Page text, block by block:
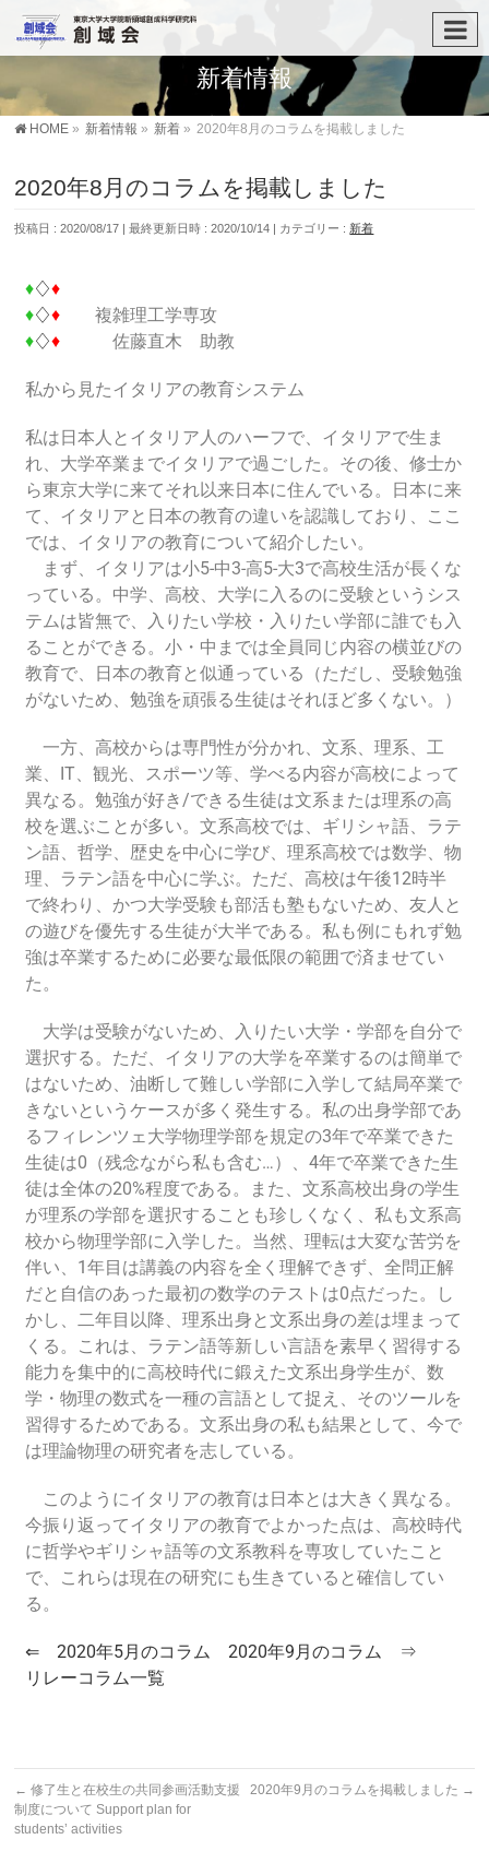
新着情報
HOME » 新着情報 » 新着 » 2020年8月のコラムを掲載しました
2020年8月のコラムを掲載しました
投稿日 : 2020/08/17 最終更新日時 : 2020/10/14 カテゴリー : 新着
♦♢♦
♦♢♦
複雑理工学専攻
♦♢♦ 佐藤直木 助教
私から見たイタリアの教育システム
私は日本人とイタリア人のハーフで、イタリアで生ま
れ、大学卒業までイタリアで過ごした。その後、修士か
ら東京大学に来てそれ以来日本に住んでいる。日本に来
て、イタリアと日本の教育の違いを認識しており、ここ
では、イタリアの教育について紹介したい。
まず、イタリアは小5-中3-高5-大3で高校生活が長くな
っている。中学、高校、大学に入るのに受験というシス
テムは皆無で、入りたい学校・入りたい学部に誰でも入
ることができる。小・中までは全員同じ内容の横並びの
教育で、日本の教育と似通っている（ただし、受験勉強
がないため、勉強を頑張る生徒はそれほど多くない。）
一方、高校からは専門性が分かれ、文系、理系、工
業、IT、観光、スポーツ等、学べる内容が高校によって
異なる。勉強が好き/できる生徒は文系または理系の高
校を選ぶことが多い。文系高校では、ギリシャ語、ラテ
ン語、哲学、歴史を中心に学び、理系高校では数学、物
理、ラテン語を中心に学ぶ。ただ、高校は午後12時半
で終わり、かつ大学受験も部活も塾もないため、友人と
の遊びを優先する生徒が大半である。私も例にもれず勉
強は卒業するために必要な最低限の範囲で済ませてい
た。
大学は受験がないため、入りたい大学・学部を自分で
選択する。ただ、イタリアの大学を卒業するのは簡単で
はないため、油断して難しい学部に入学して結局卒業で
きないというケースが多く発生する。私の出身学部であ
るフィレンツェ大学物理学部を規定の3年で卒業できた
生徒は0（残念ながら私も含む…）、4年で卒業できた生
徒は全体の20%程度である。また、文系高校出身の学生
が理系の学部を選択することも珍しくなく、私も文系高
校から物理学部に入学した。当然、理転は大変な苦労を
伴い、1年目は講義の内容を全く理解できず、全問正解
だと自信のあった最初の数学のテストは0点だった。し
かし、二年目以降、理系出身と文系出身の差は埋まって
くる。これは、ラテン語等新しい言語を素早く習得する
能力を集中的に高校時代に鍛えた文系出身学生が、数
学・物理の数式を一種の言語として捉え、そのツールを
習得するためである。文系出身の私も結果として、今で
は理論物理の研究者を志している。
このようにイタリアの教育は日本とは大きく異なる。
今振り返ってイタリアの教育でよかった点は、高校時代
に哲学やギリシャ語等の文系教科を専攻していたこと
で、これらは現在の研究にも生きていると確信してい
る。
⇐ 2020年5月のコラム 2020年9月のコラム ⇒
リレーコラム一覧
← 修了生と在校生の共同参画活動支援
制度について Support plan for
students’ activities
2020年9月のコラムを掲載しました →